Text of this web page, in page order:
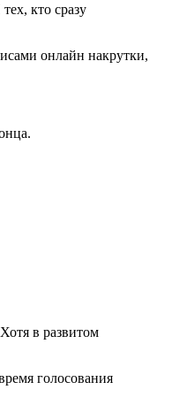
кто сразу
онлайн накрутки,
в развитом
голосования